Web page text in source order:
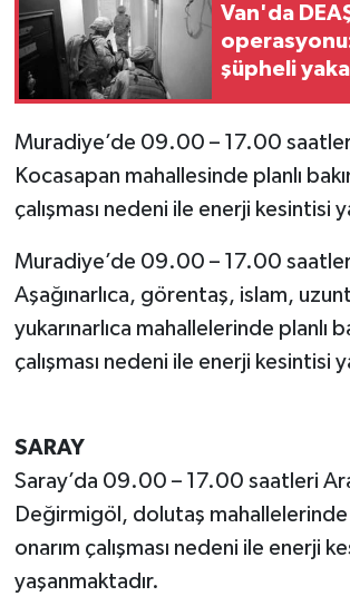
Van'da
şüpheli
Muradiye’de 09.00 – 17.00
Kocasapan mahallesinde planlı
çalışması nedeni ile enerji kesintisi
Muradiye’de 09.00 – 17.00
Aşağınarlıca, görentaş, islam,
yukarınarlıca mahallelerinde planlı
çalışması nedeni ile enerji kesintisi
SARAY
Saray’da 09.00 – 17.00 saatleri
Değirmigöl, dolutaş mahallelerinde
onarım çalışması nedeni ile enerji
yaşanmaktadır.